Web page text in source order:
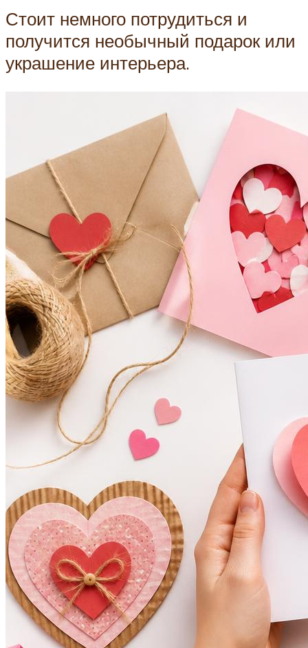
Стоит немного потрудиться и
получится необычный подарок или
украшение интерьера.